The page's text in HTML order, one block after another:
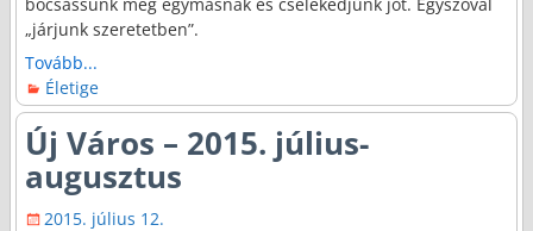
„járjunk szeretetben”.
Tovább...
Életige
Új Város – 2015. július-
augusztus
2015. július 12.